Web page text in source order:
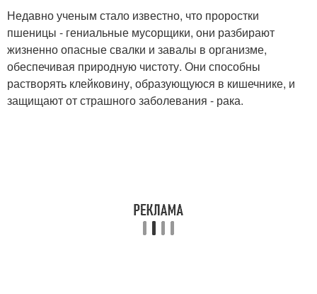
Недавно ученым стало известно, что проростки
пшеницы - гениальные мусорщики, они разбирают
жизненно опасные свалки и завалы в организме,
обеспечивая природную чистоту. Они способны
растворять клейковину, образующуюся в кишечнике, и
защищают от страшного заболевания - рака.